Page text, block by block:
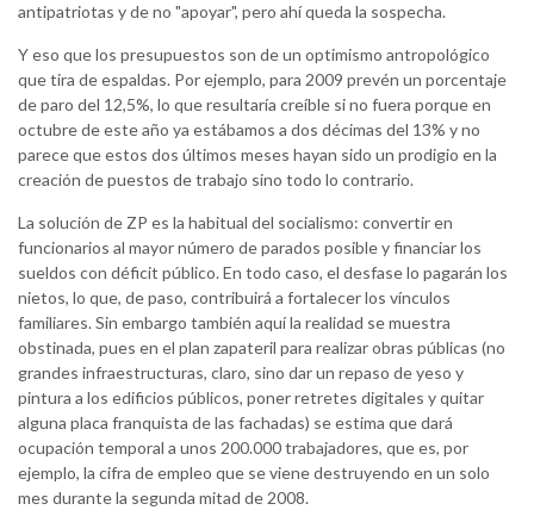
antipatriotas y de no "apoyar", pero ahí queda la sospecha.
Y eso que los presupuestos son de un optimismo antropológico
que tira de espaldas. Por ejemplo, para 2009 prevén un porcentaje
de paro del 12,5%, lo que resultaría creíble si no fuera porque en
octubre de este año ya estábamos a dos décimas del 13% y no
parece que estos dos últimos meses hayan sido un prodigio en la
creación de puestos de trabajo sino todo lo contrario.
La solución de ZP es la habitual del socialismo: convertir en
funcionarios al mayor número de parados posible y financiar los
sueldos con déficit público. En todo caso, el desfase lo pagarán los
nietos, lo que, de paso, contribuirá a fortalecer los vínculos
familiares. Sin embargo también aquí la realidad se muestra
obstinada, pues en el plan zapateril para realizar obras públicas (no
grandes infraestructuras, claro, sino dar un repaso de yeso y
pintura a los edificios públicos, poner retretes digitales y quitar
alguna placa franquista de las fachadas) se estima que dará
ocupación temporal a unos 200.000 trabajadores, que es, por
ejemplo, la cifra de empleo que se viene destruyendo en un solo
mes durante la segunda mitad de 2008.